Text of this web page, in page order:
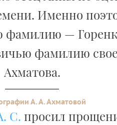
Именно
фамилию —
фамилию
Ахматова.
А. А. Ахматовой
С. просил